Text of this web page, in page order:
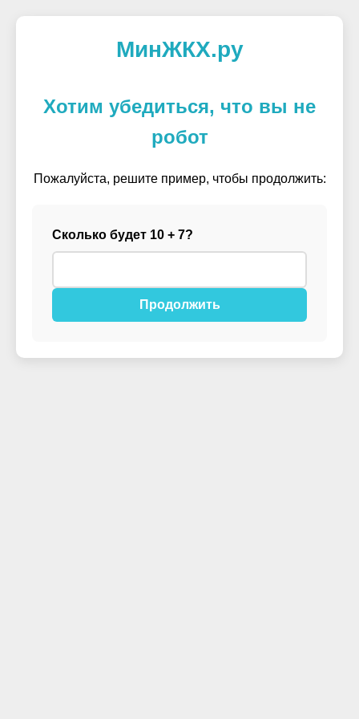
МинЖКХ.ру
Хотим убедиться, что вы не
робот
Пожалуйста, решите пример, чтобы продолжить:
Сколько будет 10 + 7?
Продолжить